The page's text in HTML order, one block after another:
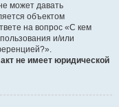
может давать
объектом
на вопрос «С кем
и/или
не имеет юридической